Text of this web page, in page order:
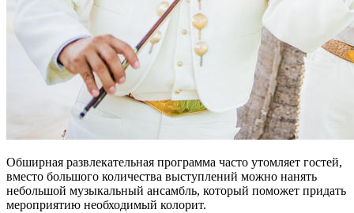
Обширная развлекательная программа часто утомляет гостей,
вместо большого количества выступлений можно нанять
небольшой музыкальный ансамбль, который поможет придать
мероприятию необходимый колорит.